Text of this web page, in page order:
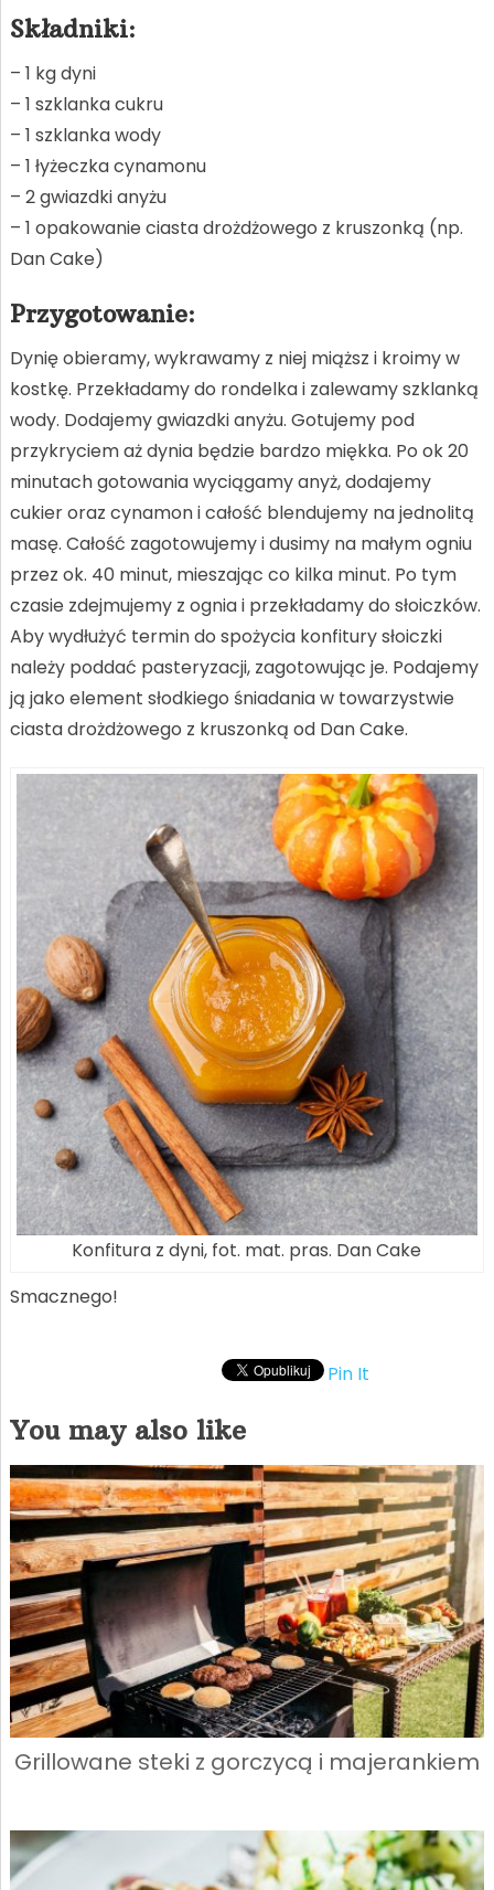
Składniki:
– 1 kg dyni
– 1 szklanka cukru
– 1 szklanka wody
– 1 łyżeczka cynamonu
– 2 gwiazdki anyżu
– 1 opakowanie ciasta drożdżowego z kruszonką (np.
Dan Cake)
Przygotowanie:
Dynię obieramy, wykrawamy z niej miąższ i kroimy w
kostkę. Przekładamy do rondelka i zalewamy szklanką
wody. Dodajemy gwiazdki anyżu. Gotujemy pod
przykryciem aż dynia będzie bardzo miękka. Po ok 20
minutach gotowania wyciągamy anyż, dodajemy
cukier oraz cynamon i całość blendujemy na jednolitą
masę. Całość zagotowujemy i dusimy na małym ogniu
przez ok. 40 minut, mieszając co kilka minut. Po tym
czasie zdejmujemy z ognia i przekładamy do słoiczków.
Aby wydłużyć termin do spożycia konfitury słoiczki
należy poddać pasteryzacji, zagotowując je. Podajemy
ją jako element słodkiego śniadania w towarzystwie
ciasta drożdżowego z kruszonką od Dan Cake.
Konfitura z dyni, fot. mat. pras. Dan Cake
Smacznego!
Pin It
You may also like
Grillowane steki z gorczycą i majerankiem